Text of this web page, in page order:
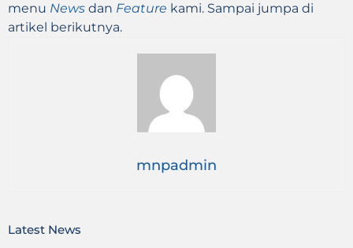
menu News dan Feature kami. Sampai jumpa di
artikel berikutnya.
mnpadmin
Latest News